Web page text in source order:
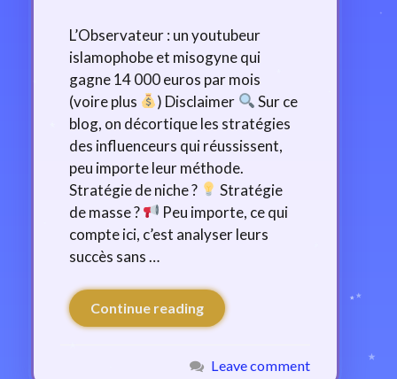
L’Observateur : un youtubeur
islamophobe et misogyne qui
gagne 14 000 euros par mois
(voire plus
) Disclaimer
Sur ce
blog, on décortique les stratégies
des influenceurs qui réussissent,
peu importe leur méthode.
Stratégie de niche ?
Stratégie
de masse ?
Peu importe, ce qui
compte ici, c’est analyser leurs
succès sans …
Continue reading
Leave comment